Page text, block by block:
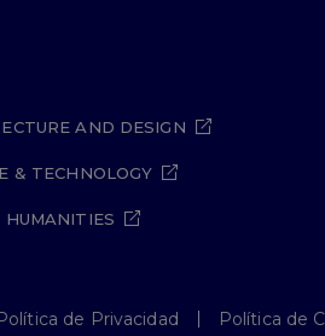
AND DESIGN
& TECHNOLOGY
HUMANITIES
de Privacidad
Política de